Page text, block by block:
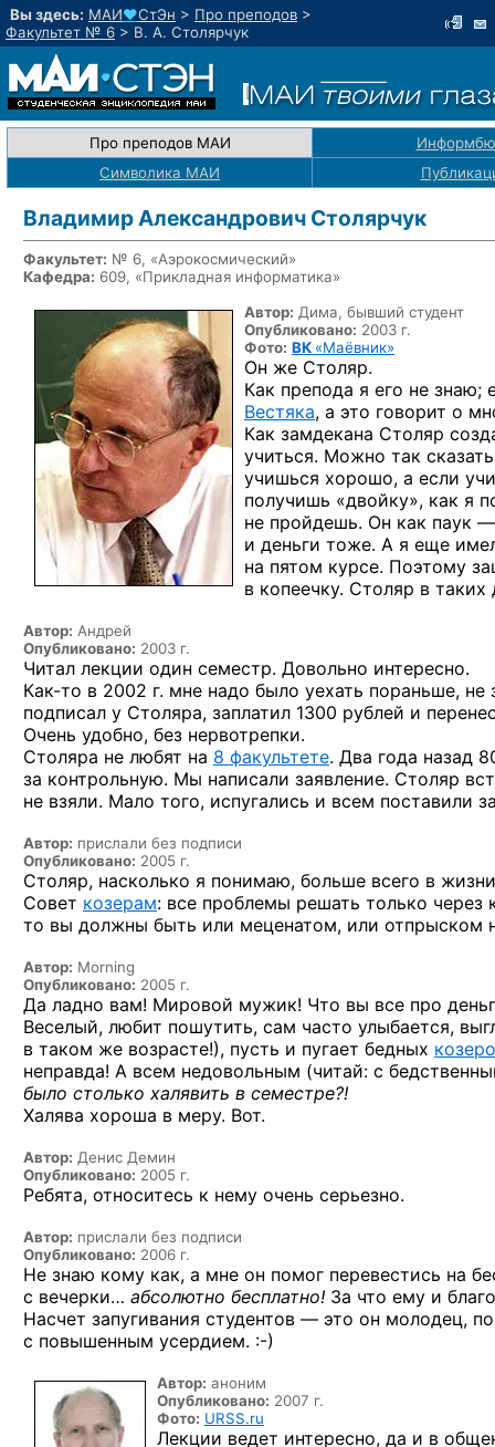
Вы здесь: МАИ♥СтЭн > Про преподов >
Факультет № 6 > В. А. Столярчук
Про преподов МАИ
Символика МАИ
Владимир Александрович Столярчук
Факультет: № 6, «Аэрокосмический»
Кафедра: 609, «Прикладная информатика»
Автор: Дима, бывший студент
Опубликовано: 2003 г.
Фото: ВК «Маёвник»
Он же Столяр.
Как препода я его не знаю;
Вестяка, а это говорит о
Как замдекана Столяр
учиться. Можно так
учишься хорошо, а если
получишь «двойку», как я
не пройдешь. Он как паук —
и деньги тоже. А я еще
на пятом курсе. Поэтому
в копеечку. Столяр в таких
Автор: Андрей
Опубликовано: 2003 г.
Читал лекции один семестр. Довольно интересно.
Как-то в 2002 г. мне надо было уехать пораньше, не
подписал у Столяра, заплатил 1300 рублей и
Очень удобно, без нервотрепки.
Столяра не любят на 8 факультете. Два года назад
за контрольную. Мы написали заявление. Столяр
не взяли. Мало того, испугались и всем поставили
Автор: прислали без подписи
Опубликовано: 2005 г.
Cтоляр, насколько я понимаю, больше всего в
Совет козерам: все проблемы решать только
то вы должны быть или меценатом, или отпрыском
Автор: Morning
Опубликовано: 2005 г.
Да ладно вам! Мировой мужик! Что вы все про
Веселый, любит пошутить, сам часто улыбается,
в таком же возрасте!), пусть и пугает бедных
неправда! А всем недовольным (читай: с
было столько халявить в семестре?!
Халява хороша в меру. Вот.
Автор: Денис Демин
Опубликовано: 2005 г.
Ребята, относитесь к нему очень серьезно.
Автор: прислали без подписи
Опубликовано: 2006 г.
Не знаю кому как, а мне он помог перевестись на
с вечерки… абсолютно бесплатно! За что ему и
Насчет запугивания студентов — это он молодец,
с повышенным усердием. :-)
Автор: аноним
Опубликовано: 2007 г.
Фото: URSS.ru
Лекции ведет интересно, да и в